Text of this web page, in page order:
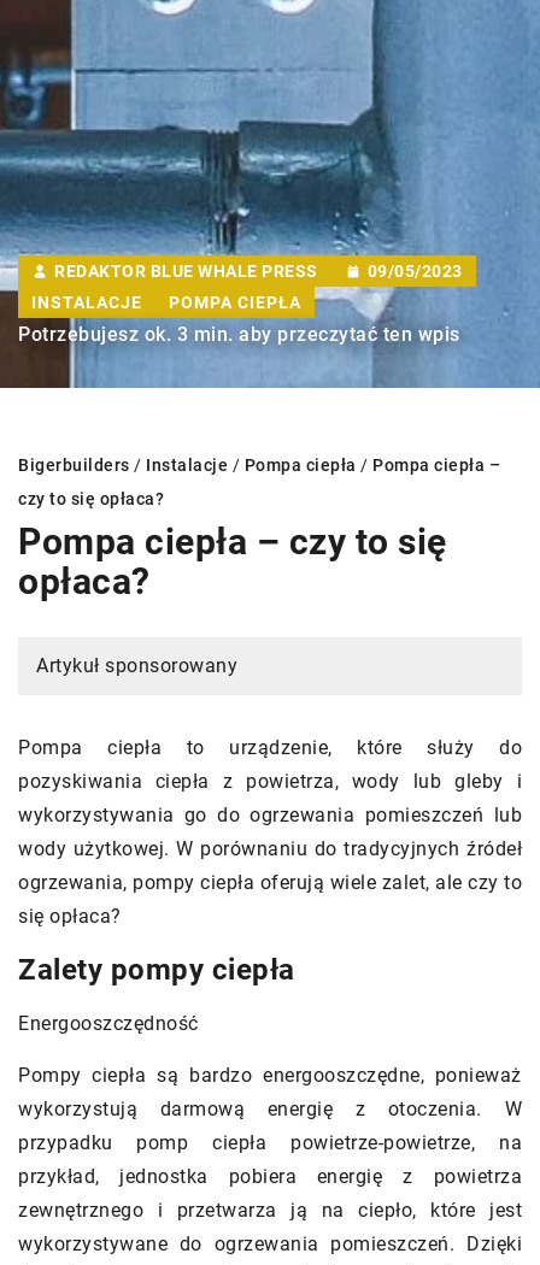
REDAKTOR BLUE WHALE PRESS
09/05/2023
INSTALACJE
POMPA CIEPŁA
Potrzebujesz ok. 3 min. aby przeczytać ten wpis
Bigerbuilders / Instalacje / Pompa ciepła / Pompa ciepła –
czy to się opłaca?
Pompa ciepła – czy to się
opłaca?
Artykuł sponsorowany
Pompa ciepła to urządzenie, które służy do
pozyskiwania ciepła z powietrza, wody lub gleby i
wykorzystywania go do ogrzewania pomieszczeń lub
wody użytkowej. W porównaniu do tradycyjnych źródeł
ogrzewania, pompy ciepła oferują wiele zalet, ale czy to
się opłaca?
Zalety pompy ciepła
Energooszczędność
Pompy ciepła są bardzo energooszczędne, ponieważ
wykorzystują darmową energię z otoczenia. W
przypadku pomp ciepła powietrze-powietrze, na
przykład, jednostka pobiera energię z powietrza
zewnętrznego i przetwarza ją na ciepło, które jest
wykorzystywane do ogrzewania pomieszczeń. Dzięki